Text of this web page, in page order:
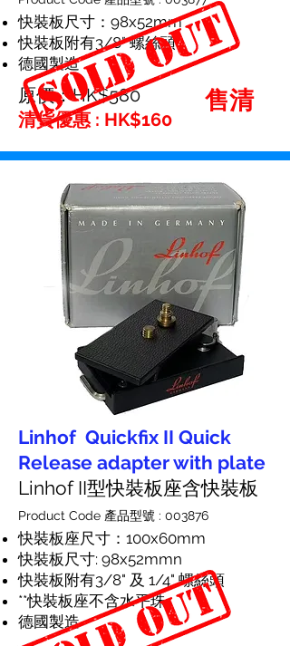
快裝板尺寸：98x52mm
快裝板附有3/8" 螺絲頭
德國製造
原價：HK$580
清貨優惠 : HK$160
售清
Linhof Quickfix II Quick
Release adapter with plate
Linhof II型快裝板座含快裝板
Product Code 產品型號 : 003876
快裝板座尺寸：100x60mm
快裝板尺寸: 98x52mmn
快裝板附有3/8" 及 1/4" 螺絲頭
**快裝板座不含水平珠
德國製造